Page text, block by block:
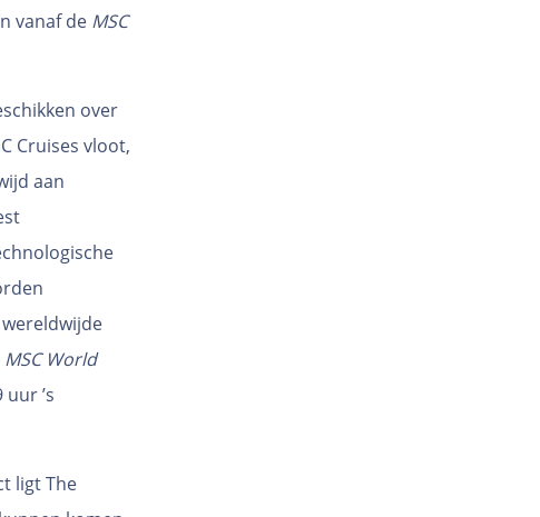
vanaf de MSC
over
Cruises vloot,
aan
MSC World
’s
ligt The